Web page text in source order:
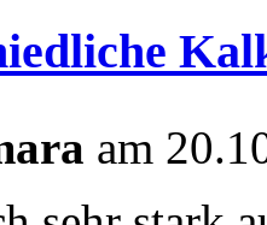
am